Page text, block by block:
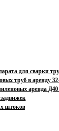
для сварки
труб в аренду
аренда
штоков